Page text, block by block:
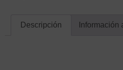
Descripción Información